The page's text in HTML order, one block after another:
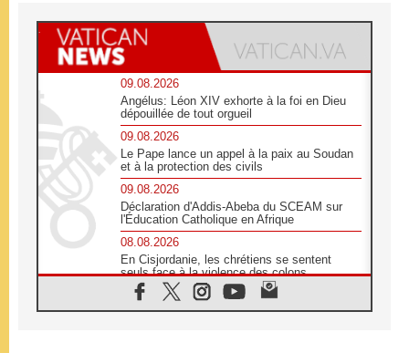
09.08.2026
Angélus: Léon XIV exhorte à la foi en Dieu
dépouillée de tout orgueil
09.08.2026
Le Pape lance un appel à la paix au Soudan
et à la protection des civils
09.08.2026
Déclaration d'Addis-Abeba du SCEAM sur
l'Éducation Catholique en Afrique
08.08.2026
En Cisjordanie, les chrétiens se sentent
seuls face à la violence des colons
08.08.2026
Léon XIV au sanctuaire de Notre Dame du